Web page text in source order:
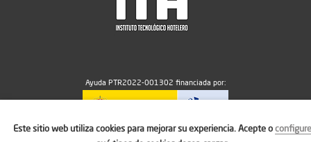
Ayuda PTR2022-001302 financiada por:
MICIU/AEI/10.13039/501100011033
Este sitio web utiliza cookies para mejorar su experiencia. Acepte oconfigure